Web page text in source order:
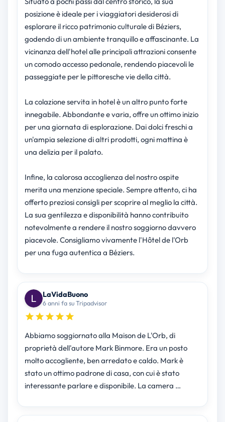
posizione è ideale per i viaggiatori desiderosi di
esplorare il ricco patrimonio culturale di Béziers,
godendo di un ambiente tranquillo e affascinante. La
vicinanza dell'hotel alle principali attrazioni consente
un comodo accesso pedonale, rendendo piacevoli le
passeggiate per le pittoresche vie della città.
La colazione servita in hotel è un altro punto forte
innegabile. Abbondante e varia, offre un ottimo inizio
per una giornata di esplorazione. Dai dolci freschi a
un'ampia selezione di altri prodotti, ogni mattina è
una delizia per il palato.
Infine, la calorosa accoglienza del nostro ospite
merita una menzione speciale. Sempre attento, ci ha
offerto preziosi consigli per scoprire al meglio la città.
La sua gentilezza e disponibilità hanno contribuito
notevolmente a rendere il nostro soggiorno davvero
piacevole. Consigliamo vivamente l'Hôtel de l'Orb
per una fuga autentica a Béziers.
LaVidaBuono
6 anni fa su Tripadvisor
Abbiamo soggiornato alla Maison de L'Orb, di
proprietà dell'autore Mark Binmore. Era un posto
molto accogliente, ben arredato e caldo. Mark è
stato un ottimo padrone di casa, con cui è stato
interessante parlare e disponibile. La camera …